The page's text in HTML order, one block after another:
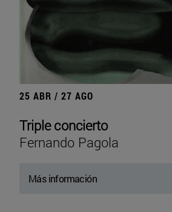
25 ABR / 27 AGO
Triple concierto
Fernando Pagola
Más información